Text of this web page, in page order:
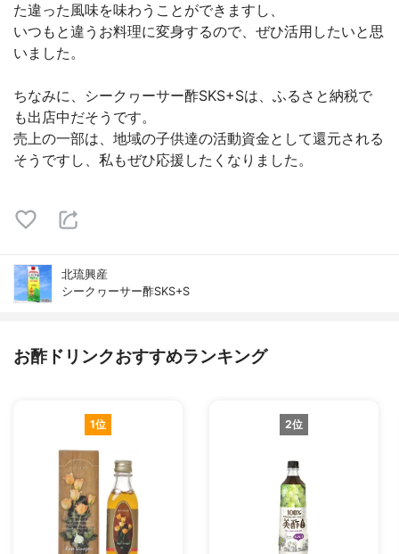
た違った風味を味わうことができますし、
いつもと違うお料理に変身するので、ぜひ活用したいと思
いました。
ちなみに、シークヮーサー酢SKS+Sは、ふるさと納税で
も出店中だそうです。
売上の一部は、地域の子供達の活動資金として還元される
そうですし、私もぜひ応援したくなりました。
北琉興産
シークヮーサー酢SKS+S
お酢ドリンクおすすめランキング
1位 2位